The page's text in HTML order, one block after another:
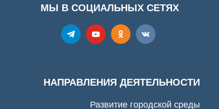
МЫ В СОЦИАЛЬНЫХ СЕТЯХ
НАПРАВЛЕНИЯ ДЕЯТЕЛЬНОСТИ
Развитие городской среды